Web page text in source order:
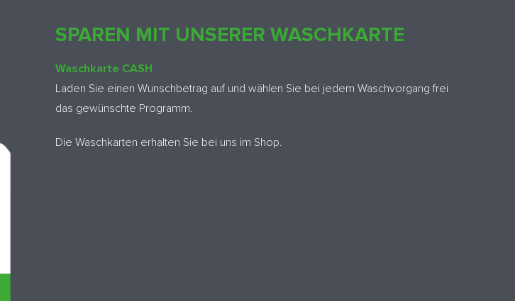
SPAREN MIT UNSERER WASCHKARTE
Waschkarte CASH
Laden Sie einen Wunschbetrag auf und wählen Sie bei jedem Waschvorgang frei
das gewünschte Programm.
Die Waschkarten erhalten Sie bei uns im Shop.